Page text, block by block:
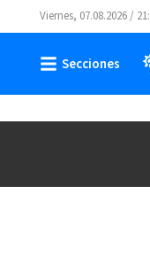
Viernes, 07.08.2026 /